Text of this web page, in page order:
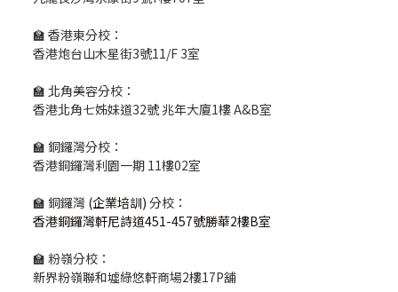
🏫 香港東分校：
香港炮台山木星街3號11/F 3室
🏫 北角美容分校：
香港北角七姊妹道32號 兆年大廈1樓 A&B室
🏫 銅鑼灣分校：
香港銅鑼灣利園一期 11樓02室
🏫 銅鑼灣 (企業培訓) 分校：
香港銅鑼灣軒尼詩道451-457號勝華2樓B室
🏫 粉嶺分校：
新界粉嶺聯和墟綠悠軒商場2樓17P舖